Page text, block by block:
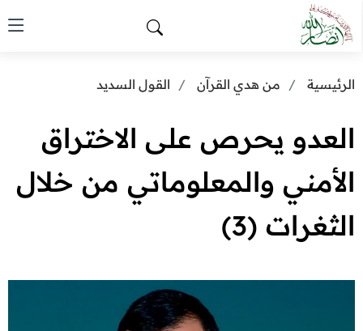
الرئيسية من هدي القرآن القول السديد
العدو يحرص على الاختراق
الأمني والمعلوماتي من خلال
الثغرات (3)